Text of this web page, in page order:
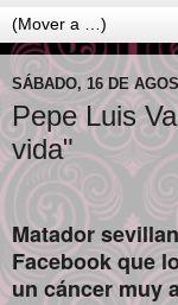
SÁBADO, 16 DE
Pepe Luis
vida"
Matador
Facebookque
un cáncer muy